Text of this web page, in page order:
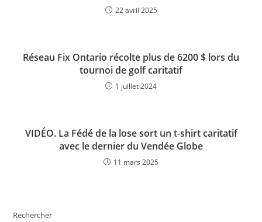
22 avril 2025
Réseau Fix Ontario récolte plus de 6200 $ lors du
tournoi de golf caritatif
1 juillet 2024
VIDÉO. La Fédé de la lose sort un t-shirt caritatif
avec le dernier du Vendée Globe
11 mars 2025
Rechercher